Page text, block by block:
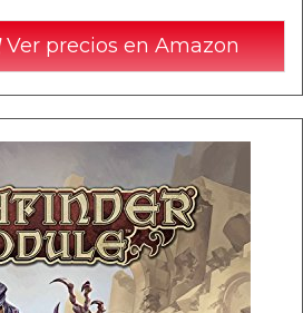
Ver precios en Amazon